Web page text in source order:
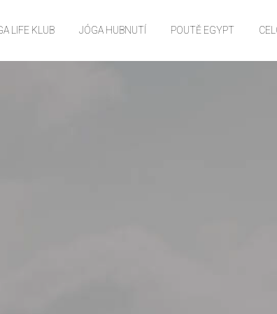
LIFE KLUB JÓGA HUBNUTÍ POUTĚ EGYPT